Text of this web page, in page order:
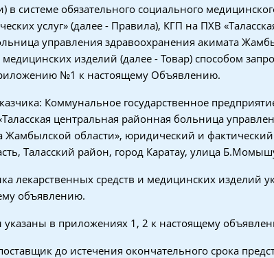
в системе обязательного социального
услуг» (далее - Правила), КГП на ПХВ
управления здравоохранения акимата
медицинских изделий (далее - Товар) способом
№1 к настоящему Объявлению.
Коммунальное государственное
центральная районная больница
Жамбылской области», юридический и фактический
Таласский район, город Каратау, улица
лекарственных средств и медицинских изделий
объявлению.
указаны в приложениях 1, 2 к настоящему
до истечения окончательного срока